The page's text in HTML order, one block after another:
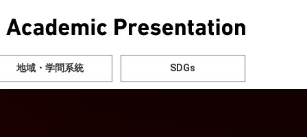
地域・学問系統 SDGs